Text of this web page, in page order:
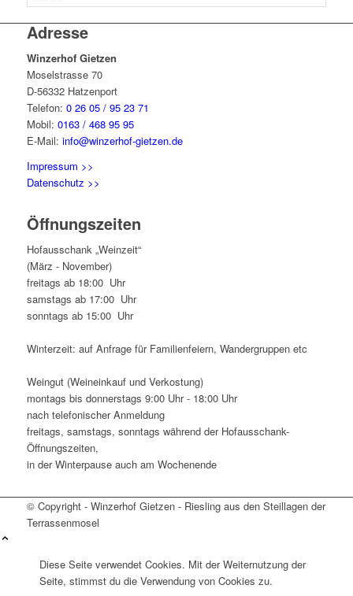
Adresse
Winzerhof Gietzen
Moselstrasse 70
D-56332 Hatzenport
Telefon: 0 26 05 / 95 23 71
Mobil: 0163 / 468 95 95
E-Mail: info@winzerhof-gietzen.de
Impressum >>
Datenschutz >>
Öffnungszeiten
Hofausschank „Weinzeit“
(März - November)
freitags ab 18:00 Uhr
samstags ab 17:00 Uhr
sonntags ab 15:00 Uhr
Winterzeit: auf Anfrage für Familienfeiern, Wandergruppen etc
Weingut (Weineinkauf und Verkostung)
montags bis donnerstags 9:00 Uhr - 18:00 Uhr
nach telefonischer Anmeldung
freitags, samstags, sonntags während der Hofausschank-
Öffnungszeiten,
in der Winterpause auch am Wochenende
© Copyright - Winzerhof Gietzen - Riesling aus den Steillagen der
Terrassenmosel
Diese Seite verwendet Cookies. Mit der Weiternutzung der
Seite, stimmst du die Verwendung von Cookies zu.